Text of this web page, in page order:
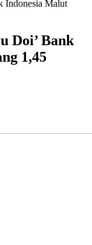
Indonesia Malut
Doi’ Bank
1,45